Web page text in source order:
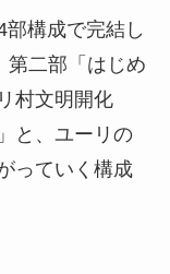
構成で完結し
第二部「はじめ
村文明開化
と、ユーリの
っていく構成